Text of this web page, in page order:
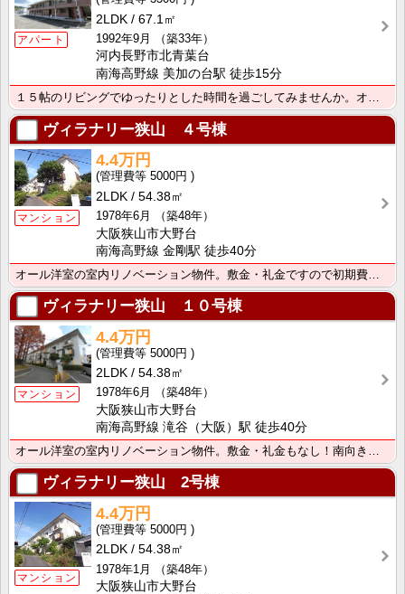
アパート
2LDK
67.1㎡
1992年9月
（築33年）
河内長野市北青葉台
南海高野線 美加の台駅 徒歩15分
ヴィラナリー狭山 ４号棟
マンション
4.4万円
5000円
2LDK
54.38㎡
1978年6月
（築48年）
大阪狭山市大野台
南海高野線 金剛駅 徒歩40分
ヴィラナリー狭山 １０号棟
マンション
4.4万円
5000円
2LDK
54.38㎡
1978年6月
（築48年）
大阪狭山市大野台
南海高野線 滝谷（大阪）駅 徒歩40分
オール洋室の室内リノベーション物件。敷金・礼金もなし！南向き。水回りがキレイで新婚さんにオススメです･･･
ヴィラナリー狭山 2号棟
マンション
4.4万円
5000円
2LDK
54.38㎡
1978年1月
（築48年）
大阪狭山市大野台